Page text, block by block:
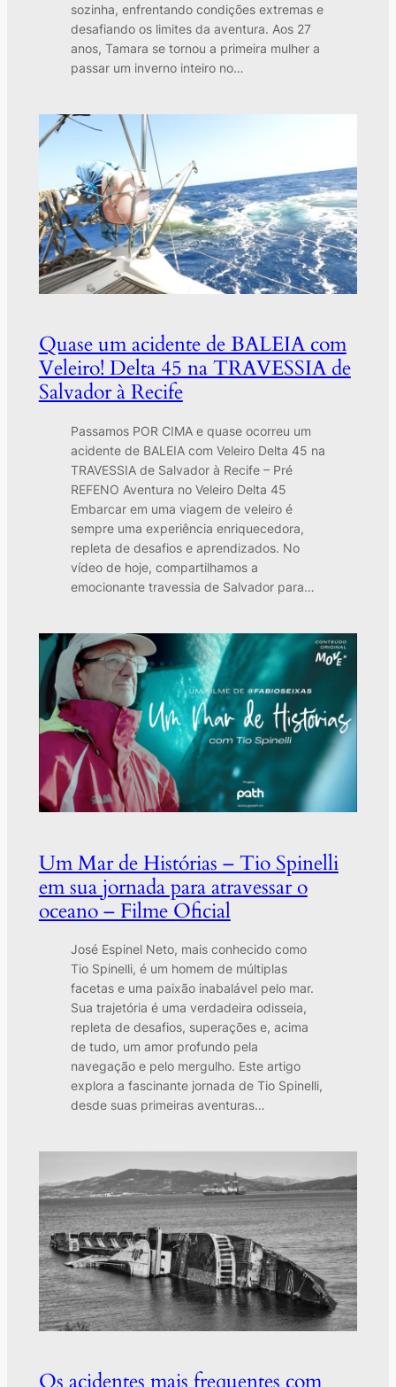
sozinha, enfrentando condições extremas e
desafiando os limites da aventura. Aos 27
anos, Tamara se tornou a primeira mulher a
passar um inverno inteiro no…
Quase um acidente de BALEIA com
Veleiro! Delta 45 na TRAVESSIA de
Salvador à Recife
Passamos POR CIMA e quase ocorreu um
acidente de BALEIA com Veleiro Delta 45 na
TRAVESSIA de Salvador à Recife – Pré
REFENO Aventura no Veleiro Delta 45
Embarcar em uma viagem de veleiro é
sempre uma experiência enriquecedora,
repleta de desafios e aprendizados. No
vídeo de hoje, compartilhamos a
emocionante travessia de Salvador para…
Um Mar de Histórias – Tio Spinelli
em sua jornada para atravessar o
oceano – Filme Oficial
José Espinel Neto, mais conhecido como
Tio Spinelli, é um homem de múltiplas
facetas e uma paixão inabalável pelo mar.
Sua trajetória é uma verdadeira odisseia,
repleta de desafios, superações e, acima
de tudo, um amor profundo pela
navegação e pelo mergulho. Este artigo
explora a fascinante jornada de Tio Spinelli,
desde suas primeiras aventuras…
Os acidentes mais frequentes com